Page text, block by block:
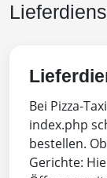
Bei Pizza-
index.php
bestellen.
Gerichte: